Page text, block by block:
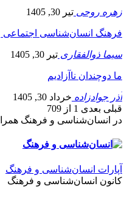
زهره روحی تیر 30, 1405
فرهنگ انسان‌شناسی
سیما ذوالفقاری تیر 30, 1405
ما دوچندان ناآزادیم
آذر جوادزاده خرداد 30, 1405
قبلی بعدی 1 از 709
در انسان‌شناسی و فرهنگ
آپارات انسان‌شناسی و فرهنگ
کانون انسان‌شناسی و فرهنگ